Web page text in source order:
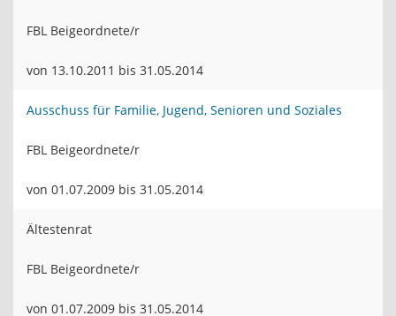
FBL Beigeordnete/r
von 13.10.2011 bis 31.05.2014
Ausschuss für Familie, Jugend, Senioren und Soziales
FBL Beigeordnete/r
von 01.07.2009 bis 31.05.2014
Ältestenrat
FBL Beigeordnete/r
von 01.07.2009 bis 31.05.2014